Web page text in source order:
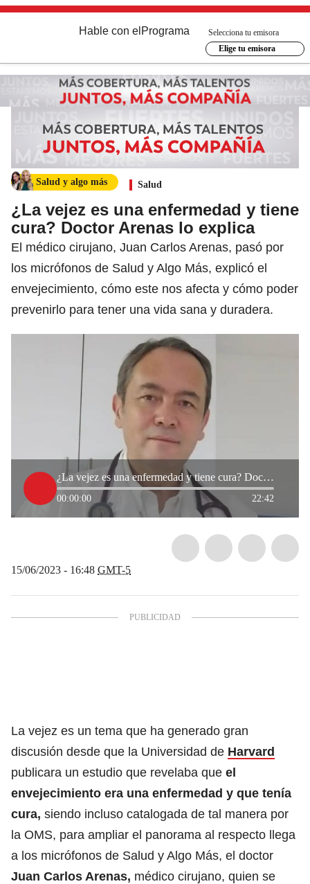
Hable con el Programa
Selecciona tu emisora
Elige tu emisora
Salud y algo más Salud
¿La vejez es una enfermedad y tiene
cura? Doctor Arenas lo explica
El médico cirujano, Juan Carlos Arenas, pasó por
los micrófonos de Salud y Algo Más, explicó el
envejecimiento, cómo este nos afecta y cómo poder
prevenirlo para tener una vida sana y duradera.
¿La vejez es una enfermedad y tiene cura? Doctor Arenas lo explica
00:00:00 22:42
15/06/2023 - 16:48 GMT-5
La vejez es un tema que ha generado gran
discusión desde que la Universidad de Harvard
publicara un estudio que revelaba que el
envejecimiento era una enfermedad y que tenía
cura, siendo incluso catalogada de tal manera por
la OMS, para ampliar el panorama al respecto llega
a los micrófonos de Salud y Algo Más, el doctor
Juan Carlos Arenas, médico cirujano, quien se